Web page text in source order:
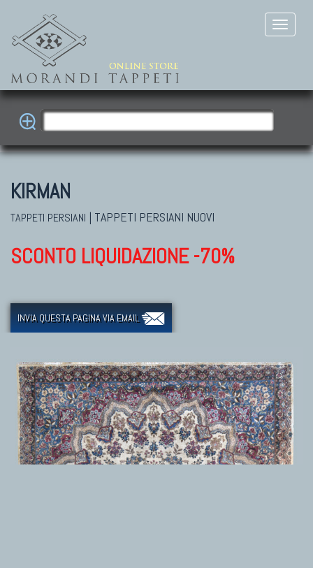
KIRMAN
TAPPETI PERSIANI | TAPPETI PERSIANI NUOVI
SCONTO LIQUIDAZIONE -70%
INVIA QUESTA PAGINA VIA EMAIL